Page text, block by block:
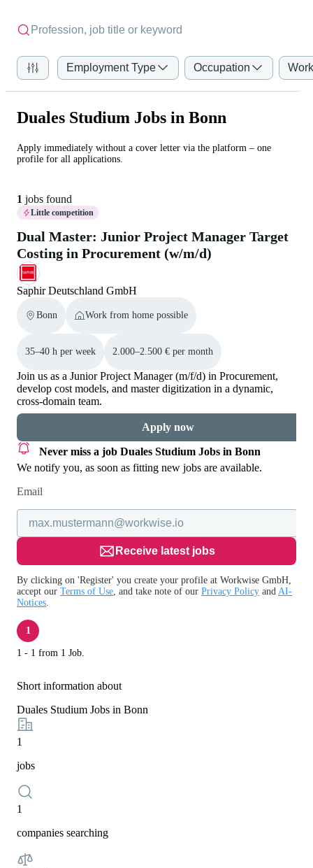
Employment Type Occupation
Duales Studium Jobs in Bonn
Apply immediately without a cover letter via the platform – one
profile for all applications.
1 jobs found
Little competition
Dual Master: Junior Project Manager Target
Costing in Procurement (w/m/d)
Saphir Deutschland GmbH
Bonn Work from home possible
35–40 h per week 2.000–2.500 € per month
Join us as a Junior Project Manager (m/f/d) in Procurement,
develop cost models, and master digitization in a dynamic,
cross-domain team.
Apply now
Never miss a job Duales Studium Jobs in Bonn
We notify you, as soon as fitting new jobs are available.
Email
Receive latest jobs
By clicking on 'Register' you create your profile at Workwise GmbH,
accept our Terms of Use , and take note of our Privacy Policy and AI-
Notices
1
1 - 1 from 1 Job.
Short information about
Duales Studium Jobs in Bonn
1
jobs
1
companies searching